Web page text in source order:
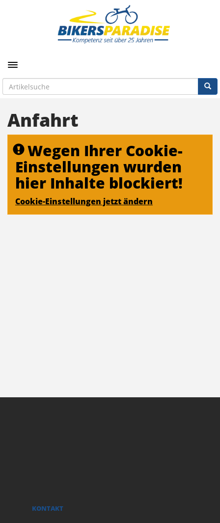
Toggle navigation
Anfahrt
Wegen Ihrer Cookie-
Einstellungen wurden
hier Inhalte blockiert!
Cookie-Einstellungen jetzt ändern
KONTAKT